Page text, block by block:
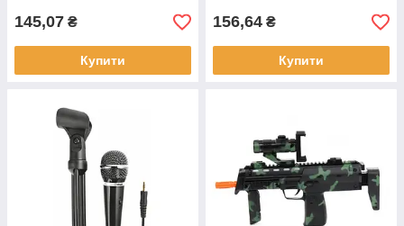
145,07 ₴
Купити
156,64 ₴
Купити